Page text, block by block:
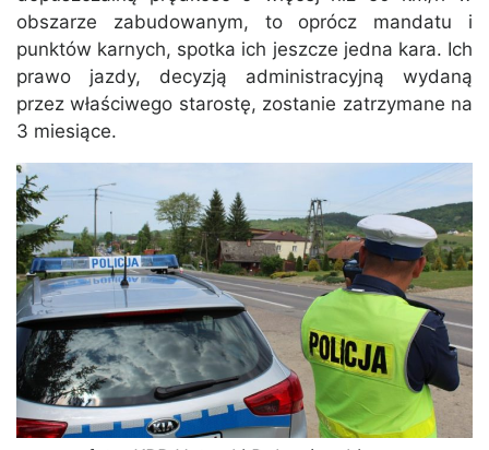
obszarze zabudowanym, to oprócz mandatu i
punktów karnych, spotka ich jeszcze jedna kara. Ich
prawo jazdy, decyzją administracyjną wydaną
przez właściwego starostę, zostanie zatrzymane na
3 miesiące.